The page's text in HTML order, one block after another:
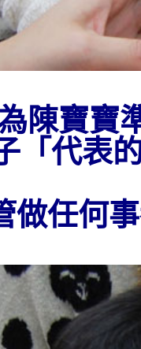
陳寶寶
「代表
做任何